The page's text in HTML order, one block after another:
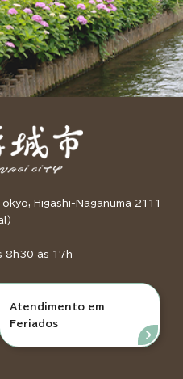
Higashi-Naganuma 2111
8h30 às 17h
Atendimento em
Feriados